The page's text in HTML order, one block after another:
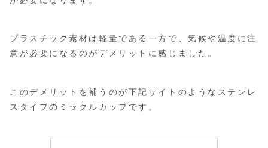
プラスチック素材は軽量である一方で、気候や温度に注
意が必要になるのがデメリットに感じました。
このデメリットを補うのが下記サイトのようなステンレ
スタイプのミラクルカップです。